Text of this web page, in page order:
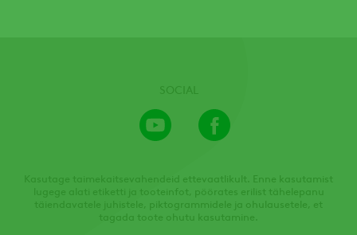
Youtube
Channel
Kasutage taimekaitsevahendeid ettevaatlikult. Enne kasutamist
lugege alati etiketti ja tooteinfot, pöörates erilist tähelepanu
täiendavatele juhistele, piktogrammidele ja ohulausetele, et
tagada toote ohutu kasutamine.